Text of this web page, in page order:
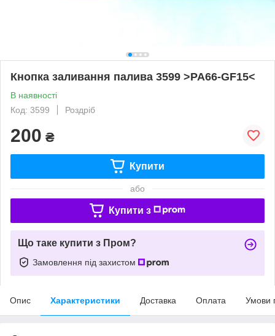
Кнопка заливання палива 3599 >PA66-GF15<
В наявності
Код: 3599
Роздріб
200 ₴
Купити
або
Купити з
Що таке купити з Пром?
Замовлення під захистом
Опис Характеристики Доставка Оплата Умови